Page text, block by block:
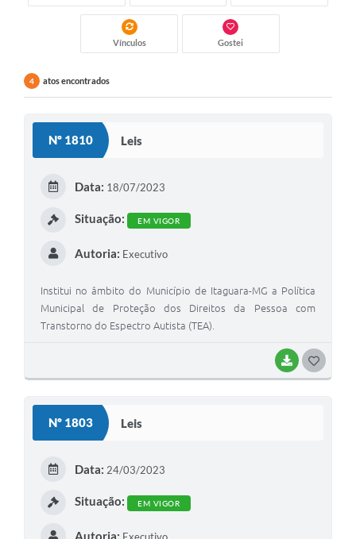
Vínculos Gostei
4 atos encontrados
Nº 1810 Leis
BAIXAR
Data: 18/07/2023
Situação: EM VIGOR
Autoria: Executivo
Institui no âmbito do Município de Itaguara-MG a Política
Municipal de Proteção dos Direitos da Pessoa com
Transtorno do Espectro Autista (TEA).
Nº 1803 Leis
Data: 24/03/2023
Situação: EM VIGOR
Autoria: